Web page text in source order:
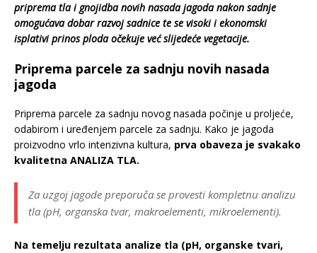
priprema tla i gnojidba novih nasada jagoda nakon sadnje
omogućava dobar razvoj sadnice te se visoki i ekonomski
isplativi prinos ploda očekuje već slijedeće vegetacije.
Priprema parcele za sadnju novih nasada
jagoda
Priprema parcele za sadnju novog nasada počinje u proljeće,
odabirom i uređenjem parcele za sadnju. Kako je jagoda
proizvodno vrlo intenzivna kultura, prva obaveza je svakako
kvalitetna ANALIZA TLA.
Za uzgoj jagode preporuča se provesti kompletnu analizu
tla (pH, organska tvar, makroelementi, mikroelementi).
Na temelju rezultata analize tla (pH, organske tvari,